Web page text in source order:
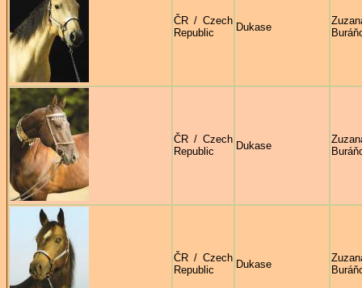
ČR / Czech
Republic
Dukase
ČR / Czech
Republic
Dukase
ČR / Czech
Republic
Dukase